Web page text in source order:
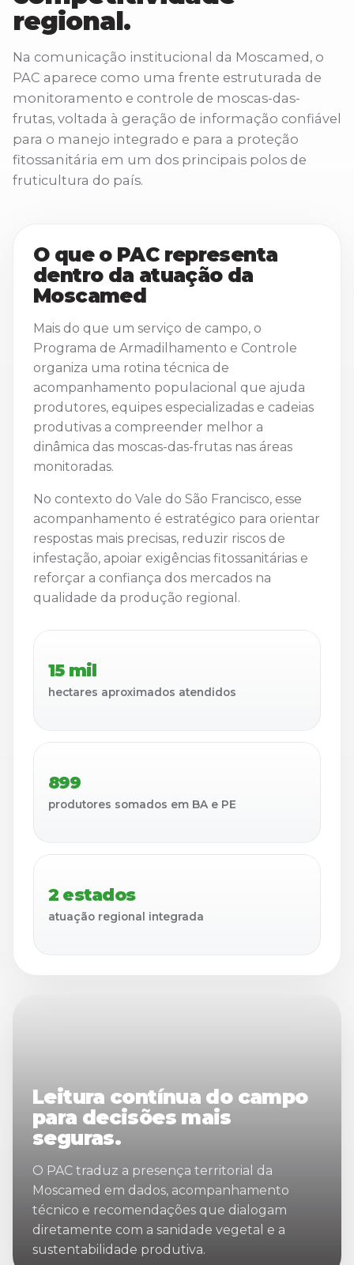
regional.
Na comunicação institucional da Moscamed, o
PAC aparece como uma frente estruturada de
monitoramento e controle de moscas-das-
frutas, voltada à geração de informação confiável
para o manejo integrado e para a proteção
fitossanitária em um dos principais polos de
fruticultura do país.
O que o PAC representa
dentro da atuação da
Moscamed
Mais do que um serviço de campo, o
Programa de Armadilhamento e Controle
organiza uma rotina técnica de
acompanhamento populacional que ajuda
produtores, equipes especializadas e cadeias
produtivas a compreender melhor a
dinâmica das moscas-das-frutas nas áreas
monitoradas.
No contexto do Vale do São Francisco, esse
acompanhamento é estratégico para orientar
respostas mais precisas, reduzir riscos de
infestação, apoiar exigências fitossanitárias e
reforçar a confiança dos mercados na
qualidade da produção regional.
15 mil
hectares aproximados atendidos
899
produtores somados em BA e PE
2 estados
atuação regional integrada
Leitura contínua do campo
para decisões mais
seguras.
O PAC traduz a presença territorial da
Moscamed em dados, acompanhamento
técnico e recomendações que dialogam
diretamente com a sanidade vegetal e a
sustentabilidade produtiva.